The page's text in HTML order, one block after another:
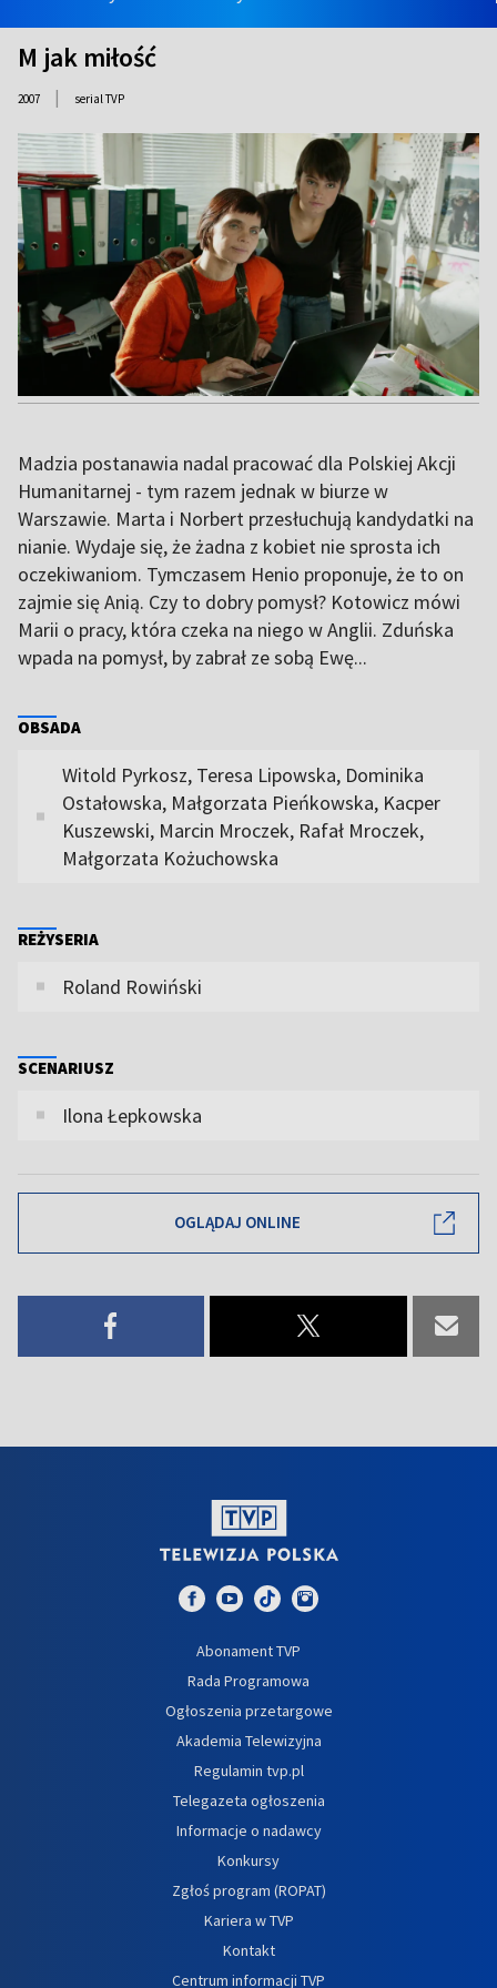
M jak miłość
2007 | serial TVP
Madzia postanawia nadal pracować dla Polskiej Akcji
Humanitarnej - tym razem jednak w biurze w
Warszawie. Marta i Norbert przesłuchują kandydatki na
nianie. Wydaje się, że żadna z kobiet nie sprosta ich
oczekiwaniom. Tymczasem Henio proponuje, że to on
zajmie się Anią. Czy to dobry pomysł? Kotowicz mówi
Marii o pracy, która czeka na niego w Anglii. Zduńska
wpada na pomysł, by zabrał ze sobą Ewę...
OBSADA
Witold Pyrkosz, Teresa Lipowska, Dominika
Ostałowska, Małgorzata Pieńkowska, Kacper
Kuszewski, Marcin Mroczek, Rafał Mroczek,
Małgorzata Kożuchowska
REŻYSERIA
Roland Rowiński
SCENARIUSZ
Ilona Łepkowska
OGLĄDAJ ONLINE
Abonament TVP
Rada Programowa
Ogłoszenia przetargowe
Akademia Telewizyjna
Regulamin tvp.pl
Telegazeta ogłoszenia
Informacje o nadawcy
Konkursy
Zgłoś program (ROPAT)
Kariera w TVP
Kontakt
Centrum informacji TVP